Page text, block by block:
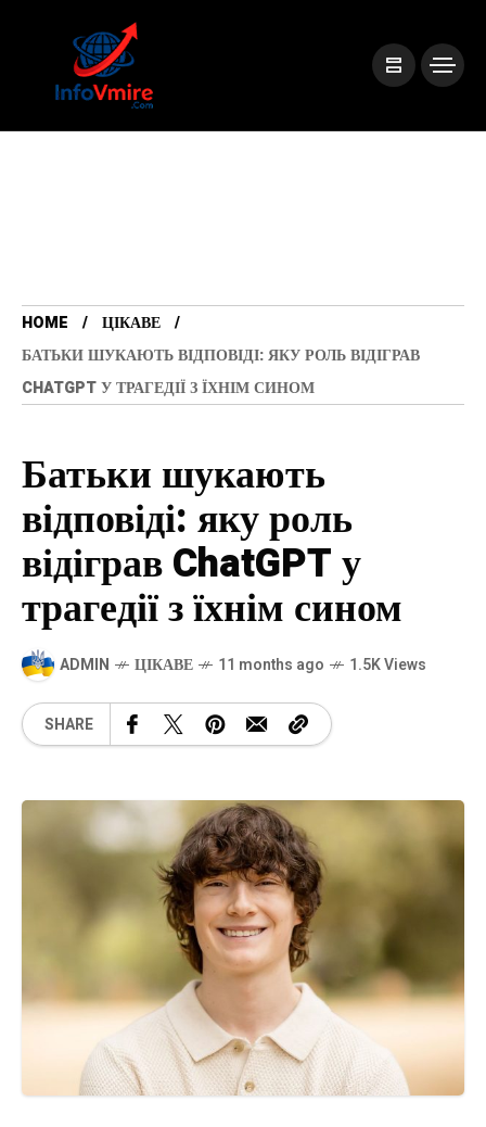
HOME
ЦІКАВЕ
БАТЬКИ ШУКАЮТЬ ВІДПОВІДІ: ЯКУ РОЛЬ ВІДІГРАВ
CHATGPT У ТРАГЕДІЇ З ЇХНІМ СИНОМ
Батьки шукають
відповіді: яку роль
відіграв ChatGPT у
трагедії з їхнім сином
ADMIN ЦІКАВЕ 11 months ago 1.5K Views
SHARE